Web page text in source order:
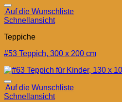
Auf die Wunschliste
Schnellansicht
Teppiche
#53 Teppich, 300 x 200 cm
Auf die Wunschliste
Schnellansicht